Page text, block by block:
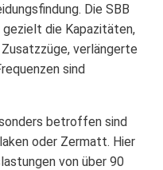
Die SBB
gezielt die Kapazitäten,
verlängerte
sind
betroffen sind
oder Zermatt. Hier
von über 90